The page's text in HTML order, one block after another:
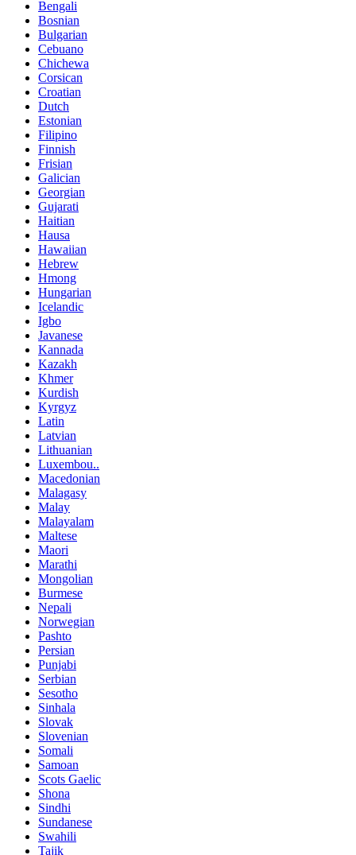
Bengali
Bosnian
Bulgarian
Cebuano
Chichewa
Corsican
Croatian
Dutch
Estonian
Filipino
Finnish
Frisian
Galician
Georgian
Gujarati
Haitian
Hausa
Hawaiian
Hebrew
Hmong
Hungarian
Icelandic
Igbo
Javanese
Kannada
Kazakh
Khmer
Kurdish
Kyrgyz
Latin
Latvian
Lithuanian
Luxembou..
Macedonian
Malagasy
Malay
Malayalam
Maltese
Maori
Marathi
Mongolian
Burmese
Nepali
Norwegian
Pashto
Persian
Punjabi
Serbian
Sesotho
Sinhala
Slovak
Slovenian
Somali
Samoan
Scots Gaelic
Shona
Sindhi
Sundanese
Swahili
Tajik